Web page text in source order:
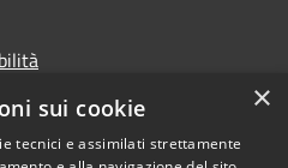
servizi
×
sui cookie
tecnici e assimilati strettamente